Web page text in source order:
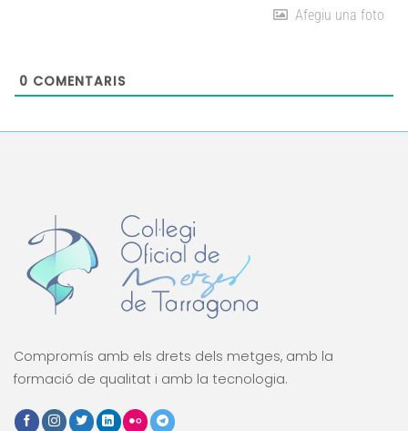
Afegiu una foto
0 COMENTARIS
Compromís amb els drets dels metges, amb la
formació de qualitat i amb la tecnologia.